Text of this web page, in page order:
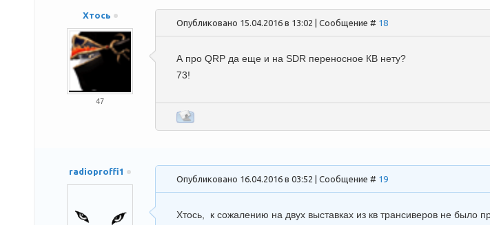
Хтось
47
Опубликовано 15.04.2016 в 13:02 | Сообщение # 18
А про QRP да еще и на SDR переносное КВ нету?
73!
radioproffi1
Опубликовано 16.04.2016 в 03:52 | Сообщение # 19
Хтось , к сожалению на двух выставках из кв трансиверов не было